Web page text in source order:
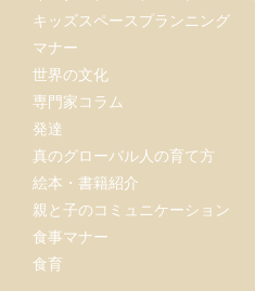
キッズスペースプランニング
マナー
世界の文化
専門家コラム
発達
真のグローバル人の育て方
絵本・書籍紹介
親と子のコミュニケーション
食事マナー
食育